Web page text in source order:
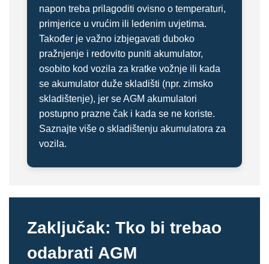
napon treba prilagoditi ovisno o temperaturi,
primjerice u vrućim ili ledenim uvjetima.
Također je važno izbjegavati duboko
pražnjenje i redovito puniti akumulator,
osobito kod vozila za kratke vožnje ili kada
se akumulator duže skladišti (npr. zimsko
skladištenje), jer se AGM akumulatori
postupno prazne čak i kada se ne koriste.
Saznajte više o skladištenju akumulatora za
vozila.
Zaključak: Tko bi trebao
odabrati AGM